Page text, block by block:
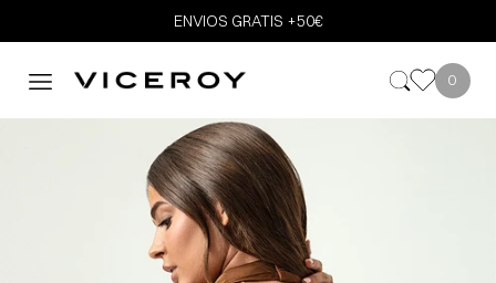
ENVIOS GRATIS +50€
0